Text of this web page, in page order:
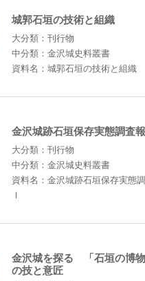
城郭石垣の技術と組織
大分類：刊行物
中分類：金沢城史料叢書
資料名：城郭石垣の技術と組織
金沢城跡石垣保存実態調査
大分類：刊行物
中分類：金沢城史料叢書
資料名：金沢城跡石垣保存実態
Ⅰ
金沢城を探る 「石垣の博
の技と意匠